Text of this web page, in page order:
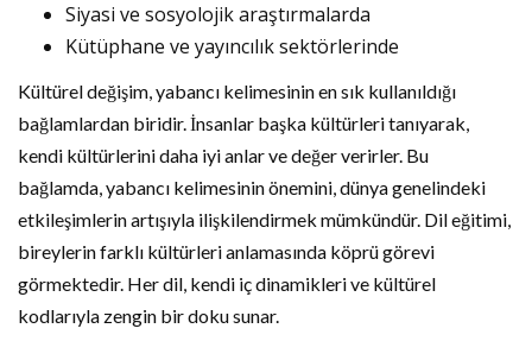
Siyasi ve sosyolojik araştırmalarda
Kütüphane ve yayıncılık sektörlerinde
Kültürel değişim, yabancı kelimesinin en sık kullanıldığı
bağlamlardan biridir. İnsanlar başka kültürleri tanıyarak,
kendi kültürlerini daha iyi anlar ve değer verirler. Bu
bağlamda, yabancı kelimesinin önemini, dünya genelindeki
etkileşimlerin artışıyla ilişkilendirmek mümkündür. Dil eğitimi,
bireylerin farklı kültürleri anlamasında köprü görevi
görmektedir. Her dil, kendi iç dinamikleri ve kültürel
kodlarıyla zengin bir doku sunar.